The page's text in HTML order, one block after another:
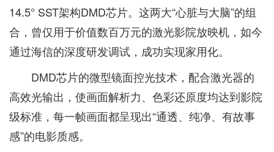
14.5° SST架构DMD芯片。这两大“心脏与大脑”的组
合，曾仅用于价值数百万元的激光影院放映机，如今
通过海信的深度研发调试，成功实现家用化。
DMD芯片的微型镜面控光技术，配合激光器的
高效光输出，使画面解析力、色彩还原度均达到影院
级标准，每一帧画面都呈现出“通透、纯净、有故事
感”的电影质感。